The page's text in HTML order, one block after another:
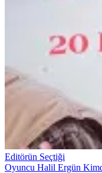
Editörün Seçtiği
Oyuncu Halil Ergün